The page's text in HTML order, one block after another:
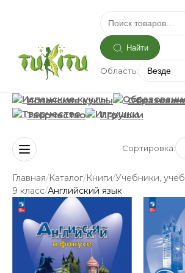
Найти
Область:
Испанские куклы
Творчество
Игрушки
Сортировка:
Главная/Каталог/Книги/Учебники,
9 класс/Английский язык